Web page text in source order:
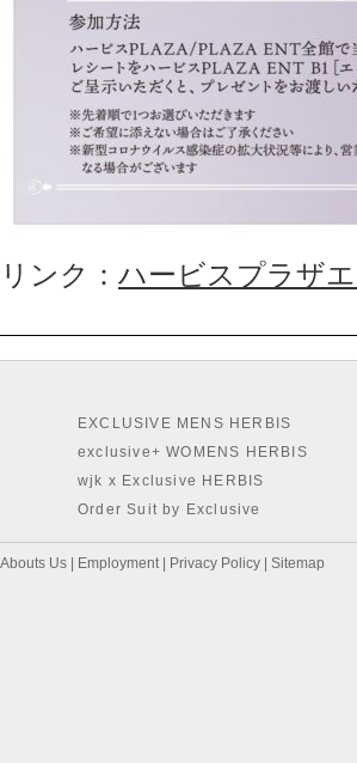
リンク： ハービスプラザ
EXCLUSIVE MENS HERBIS
exclusive+ WOMENS HERBIS
wjk x Exclusive HERBIS
Order Suit by Exclusive
Abouts Us Employment| Privacy Policy Sitemap